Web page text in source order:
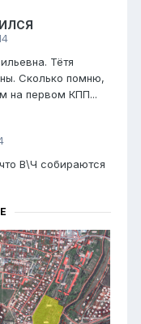
Тётя
Сколько помню,
на первом КПП...
В\Ч собираются